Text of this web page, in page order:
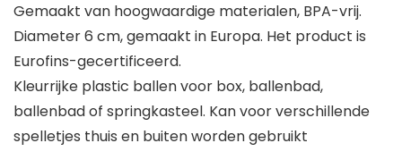
Gemaakt van hoogwaardige materialen, BPA-vrij.
Diameter 6 cm, gemaakt in Europa. Het product is
Eurofins-gecertificeerd.
Kleurrijke plastic ballen voor box, ballenbad,
ballenbad of springkasteel. Kan voor verschillende
spelletjes thuis en buiten worden gebruikt